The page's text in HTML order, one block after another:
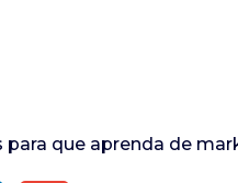
para que aprenda de